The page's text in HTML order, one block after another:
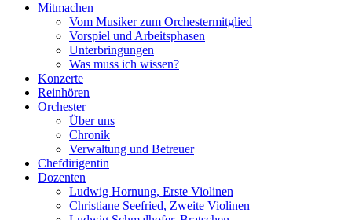
Mitmachen
Vom Musiker zum Orchestermitglied
Vorspiel und Arbeitsphasen
Unterbringungen
Was muss ich wissen?
Konzerte
Reinhören
Orchester
Über uns
Chronik
Verwaltung und Betreuer
Chefdirigentin
Dozenten
Ludwig Hornung, Erste Violinen
Christiane Seefried, Zweite Violinen